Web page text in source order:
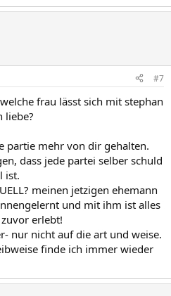
#7
frau lässt sich mit stephan
liebe?
partie mehr von dir gehalten.
dass jede partei selber schuld
ist.
meinen jetzigen ehemann
und mit ihm ist alles
erlebt!
nur nicht auf die art und weise.
finde ich immer wieder